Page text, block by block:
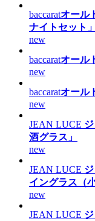
baccaratオール
ナイトセット」
new
baccaratオール
new
baccaratオール
new
JEAN LUCE
酒グラス」
new
JEAN LUCE
イングラス（
new
JEAN LUCE